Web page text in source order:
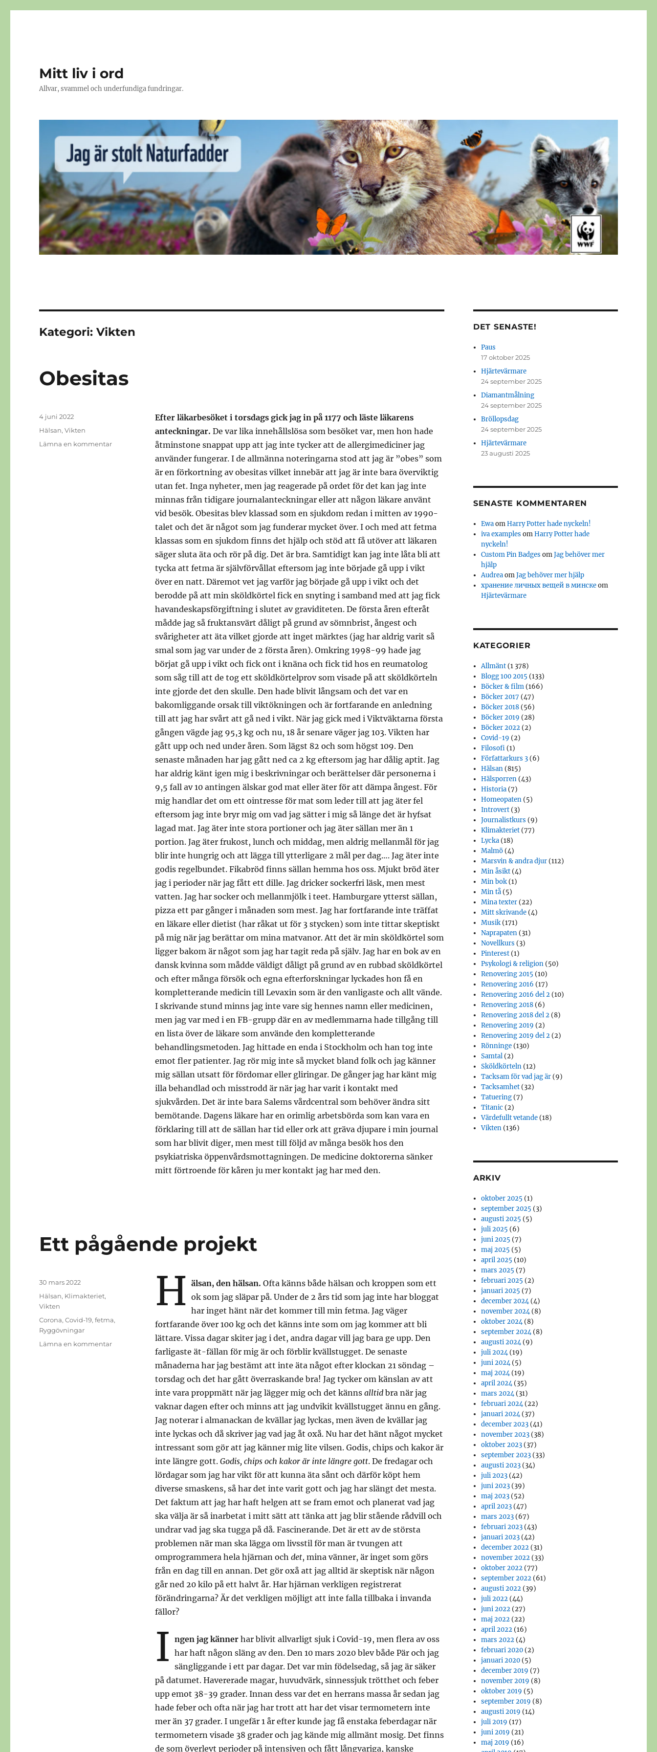
Mitt liv i ord
Allvar, svammel och underfundiga fundringar.
Kategori:Vikten
Obesitas
Efter läkarbesöket i torsdags gick jag in på 1177 och läste läkarens
anteckningar. De var lika innehållslösa som besöket var, men hon hade
åtminstone snappat upp att jag inte tycker att de allergimediciner jag
använder fungerar. I de allmänna noteringarna stod att jag är ”obes” som
är en förkortning av obesitas vilket innebär att jag är inte bara överviktig
utan fet. Inga nyheter, men jag reagerade på ordet för det kan jag inte
minnas från tidigare journalanteckningar eller att någon läkare använt
vid besök. Obesitas blev klassad som en sjukdom redan i mitten av 1990-
talet och det är något som jag funderar mycket över. I och med att fetma
klassas som en sjukdom finns det hjälp och stöd att få utöver att läkaren
säger sluta äta och rör på dig. Det är bra. Samtidigt kan jag inte låta bli att
tycka att fetma är självförvållat eftersom jag inte började gå upp i vikt
över en natt. Däremot vet jag varför jag började gå upp i vikt och det
berodde på att min sköldkörtel fick en snyting i samband med att jag fick
havandeskapsförgiftning i slutet av graviditeten. De första åren efteråt
mådde jag så fruktansvärt dåligt på grund av sömnbrist, ångest och
svårigheter att äta vilket gjorde att inget märktes (jag har aldrig varit så
smal som jag var under de 2 första åren). Omkring 1998-99 hade jag
börjat gå upp i vikt och fick ont i knäna och fick tid hos en reumatolog
som såg till att de tog ett sköldkörtelprov som visade på att sköldkörteln
inte gjorde det den skulle. Den hade blivit långsam och det var en
bakomliggande orsak till viktökningen och är fortfarande en anledning
till att jag har svårt att gå ned i vikt. När jag gick med i Viktväktarna första
gången vägde jag 95,3 kg och nu, 18 år senare väger jag 103. Vikten har
gått upp och ned under åren. Som lägst 82 och som högst 109. Den
senaste månaden har jag gått ned ca 2 kg eftersom jag har dålig aptit. Jag
har aldrig känt igen mig i beskrivningar och berättelser där personerna i
9,5 fall av 10 antingen älskar god mat eller äter för att dämpa ångest. För
mig handlar det om ett ointresse för mat som leder till att jag äter fel
eftersom jag inte bryr mig om vad jag sätter i mig så länge det är hyfsat
lagad mat. Jag äter inte stora portioner och jag äter sällan mer än 1
portion. Jag äter frukost, lunch och middag, men aldrig mellanmål för jag
blir inte hungrig och att lägga till ytterligare 2 mål per dag…. Jag äter inte
godis regelbundet. Fikabröd finns sällan hemma hos oss. Mjukt bröd äter
jag i perioder när jag fått ett dille. Jag dricker sockerfri läsk, men mest
vatten. Jag har socker och mellanmjölk i teet. Hamburgare ytterst sällan,
pizza ett par gånger i månaden som mest. Jag har fortfarande inte träffat
en läkare eller dietist (har råkat ut för 3 stycken) som inte tittar skeptiskt
på mig när jag berättar om mina matvanor. Att det är min sköldkörtel som
ligger bakom är något som jag har tagit reda på själv. Jag har en bok av en
dansk kvinna som mådde väldigt dåligt på grund av en rubbad sköldkörtel
och efter många försök och egna efterforskningar lyckades hon få en
kompletterande medicin till Levaxin som är den vanligaste och allt vände.
I skrivande stund minns jag inte vare sig hennes namn eller medicinen,
men jag var med i en FB-grupp där en av medlemmarna hade tillgång till
en lista över de läkare som använde den kompletterande
behandlingsmetoden. Jag hittade en enda i Stockholm och han tog inte
emot fler patienter. Jag rör mig inte så mycket bland folk och jag känner
mig sällan utsatt för fördomar eller gliringar. De gånger jag har känt mig
illa behandlad och misstrodd är när jag har varit i kontakt med
sjukvården. Det är inte bara Salems vårdcentral som behöver ändra sitt
bemötande. Dagens läkare har en orimlig arbetsbörda som kan vara en
förklaring till att de sällan har tid eller ork att gräva djupare i min journal
som har blivit diger, men mest till följd av många besök hos den
psykiatriska öppenvårdsmottagningen. De medicine doktorerna sänker
mitt förtroende för kåren ju mer kontakt jag har med den.
Publicerat
den
4 juni 2022
Kategorier
Hälsan,Vikten
Lämna en kommentartill
Ett pågående projekt
H älsan, den hälsan. Ofta känns både hälsan och kroppen som ett
ok som jag släpar på. Under de 2 års tid som jag inte har bloggat
har inget hänt när det kommer till min fetma. Jag väger
fortfarande över 100 kg och det känns inte som om jag kommer att bli
lättare. Vissa dagar skiter jag i det, andra dagar vill jag bara ge upp. Den
farligaste ät-fällan för mig är och förblir kvällstugget. De senaste
månaderna har jag bestämt att inte äta något efter klockan 21 söndag –
torsdag och det har gått överraskande bra! Jag tycker om känslan av att
inte vara proppmätt när jag lägger mig och det känns alltidbra när jag
vaknar dagen efter och minns att jag undvikit kvällstugget ännu en gång.
Jag noterar i almanackan de kvällar jag lyckas, men även de kvällar jag
inte lyckas och då skriver jag vad jag åt oxå. Nu har det hänt något mycket
intressant som gör att jag känner mig lite vilsen. Godis, chips och kakor är
inte längre gott. Godis, chips och kakor är inte längre gott. De fredagar och
lördagar som jag har vikt för att kunna äta sånt och därför köpt hem
diverse smaskens, så har det inte varit gott och jag har slängt det mesta.
Det faktum att jag har haft helgen att se fram emot och planerat vad jag
ska välja är så inarbetat i mitt sätt att tänka att jag blir stående rådvill och
undrar vad jag ska tugga på då. Fascinerande. Det är ett av de största
problemen när man ska lägga om livsstil för man är tvungen att
omprogrammera hela hjärnan och det, mina vänner, är inget som görs
från en dag till en annan. Det gör oxå att jag alltid är skeptisk när någon
går ned 20 kilo på ett halvt år. Har hjärnan verkligen registrerat
förändringarna? Är det verkligen möjligt att inte falla tillbaka i invanda
fällor?
I ngen jag kännerhar blivit allvarligt sjuk i Covid-19, men flera av oss
har haft någon släng av den. Den 10 mars 2020 blev både Pär och jag
sängliggande i ett par dagar. Det var min födelsedag, så jag är säker
på datumet. Havererade magar, huvudvärk, sinnessjuk trötthet och feber
upp emot 38-39 grader. Innan dess var det en herrans massa år sedan jag
hade feber och ofta när jag har trott att har det visar termometern inte
mer än 37 grader. I ungefär 1 år efter kunde jag få enstaka feberdagar när
termometern visade 38 grader och jag kände mig allmänt mosig. Det finns
de som överlevt perioder på intensiven och fått långvariga, kanske
Publicerat
den
30 mars 2022
Kategorier
Hälsan, Klimakteriet,
Vikten
Etiketter
Corona,Covid-19,fetma,
Ryggövningar
Lämna en kommentartill
DET SENASTE!
Paus
17 oktober 2025
Hjärtevärmare
24 september 2025
Diamantmålning
24 september 2025
Bröllopsdag
24 september 2025
Hjärtevärmare
23 augusti 2025
SENASTE KOMMENTAREN
EwaomHarry Potter hade nyckeln!
iva examples omHarry Potter hade
nyckeln!
Custom Pin Badges omJag behöver mer
hjälp
AudreaomJag behöver mer hjälp
хранение личных вещей в минскеom
Hjärtevärmare
KATEGORIER
Allmänt (1 378)
Blogg 100 2015 (133)
Böcker & film (166)
Böcker 2017 (47)
Böcker 2018 (56)
Böcker 2019 (28)
Böcker 2022 (2)
Covid-19 (2)
Filosofi (1)
Författarkurs 3 (6)
Hälsan (815)
Hälsporren (43)
Historia (7)
Homeopaten (5)
Introvert (3)
Journalistkurs (9)
Klimakteriet (77)
Lycka (18)
Malmö (4)
Marsvin & andra djur (112)
Min åsikt (4)
Min bok (1)
Min tå (5)
Mina texter (22)
Mitt skrivande (4)
Musik (171)
Naprapaten (31)
Novellkurs (3)
Pinterest (1)
Psykologi & religion (50)
Renovering 2015 (10)
Renovering 2016 (17)
Renovering 2016 del 2 (10)
Renovering 2018 (6)
Renovering 2018 del 2 (8)
Renovering 2019 (2)
Renovering 2019 del 2 (2)
Rönninge (130)
Samtal (2)
Sköldkörteln (12)
Tacksam för vad jag är (9)
Tacksamhet (32)
Tatuering (7)
Titanic (2)
Värdefullt vetande (18)
Vikten (136)
ARKIV
oktober 2025 (1)
september 2025 (3)
augusti 2025 (5)
juli 2025 (6)
juni 2025 (7)
maj 2025 (5)
april 2025 (10)
mars 2025 (7)
februari 2025 (2)
januari 2025 (7)
december 2024(4)
november 2024(8)
oktober 2024(8)
september 2024(8)
augusti 2024(9)
juli 2024(19)
juni 2024(5)
maj 2024(19)
april 2024(35)
mars 2024(31)
februari 2024(22)
januari 2024(37)
december 2023 (41)
november 2023 (38)
oktober 2023 (37)
september 2023 (33)
augusti 2023 (34)
juli 2023 (42)
juni 2023 (39)
maj 2023 (52)
april 2023 (47)
mars 2023 (67)
februari 2023 (43)
januari 2023 (42)
december 2022 (31)
november 2022 (33)
oktober 2022 (77)
september 2022 (61)
augusti 2022 (39)
juli 2022 (44)
juni 2022 (27)
maj 2022 (22)
april 2022 (16)
mars 2022 (4)
februari 2020 (2)
januari 2020 (5)
december 2019 (7)
november 2019 (8)
oktober 2019 (5)
september 2019 (8)
augusti 2019 (14)
juli 2019 (17)
juni 2019 (21)
maj 2019 (16)